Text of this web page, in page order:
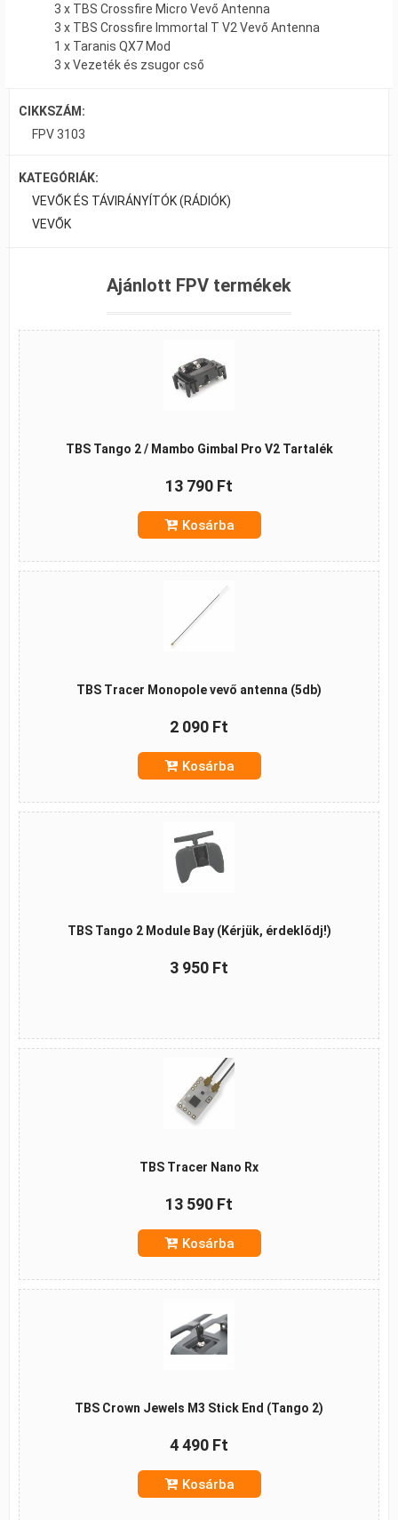
3 x TBS Crossfire Micro Vevő Antenna
3 x TBS Crossfire Immortal T V2 Vevő Antenna
1 x Taranis QX7 Mod
3 x Vezeték és zsugor cső
CIKKSZÁM:
FPV 3103
KATEGÓRIÁK:
VEVŐK ÉS TÁVIRÁNYÍTÓK (RÁDIÓK)
VEVŐK
Ajánlott FPV termékek
TBS Tango 2 / Mambo Gimbal Pro V2 Tartalék
13 790 Ft
Kosárba
TBS Tracer Monopole vevő antenna (5db)
2 090 Ft
Kosárba
TBS Tango 2 Module Bay (Kérjük, érdeklődj!)
3 950 Ft
TBS Tracer Nano Rx
13 590 Ft
Kosárba
TBS Crown Jewels M3 Stick End (Tango 2)
4 490 Ft
Kosárba